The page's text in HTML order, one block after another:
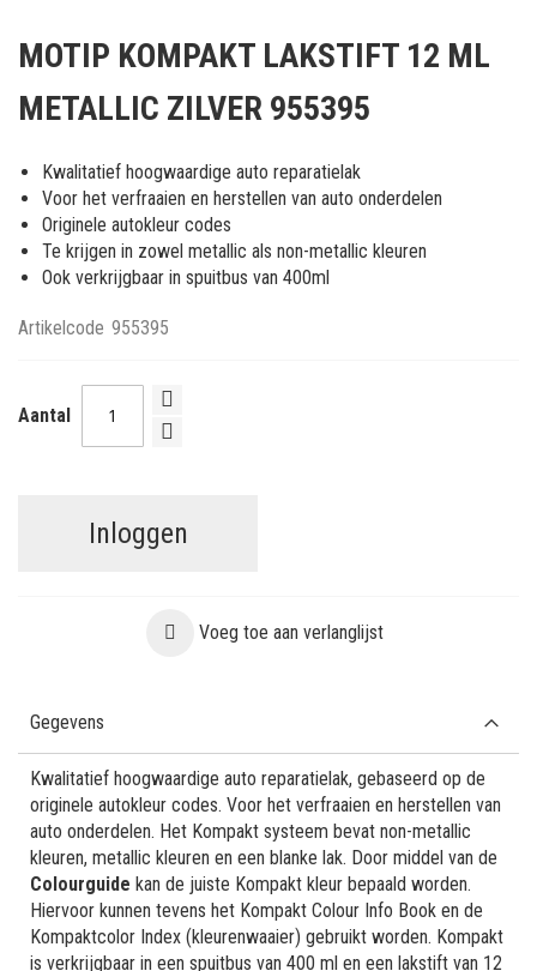
het
van
afbeeldingen-
gallerij
MOTIP KOMPAKT LAKSTIFT 12 ML
METALLIC ZILVER 955395
Kwalitatief hoogwaardige auto reparatielak
Voor het verfraaien en herstellen van auto onderdelen
Originele autokleur codes
Te krijgen in zowel metallic als non-metallic kleuren
Ook verkrijgbaar in spuitbus van 400ml
Artikelcode 955395
Aantal
Inloggen
Voeg toe aan verlanglijst
Gegevens
Kwalitatief hoogwaardige auto reparatielak, gebaseerd op de
originele autokleur codes. Voor het verfraaien en herstellen van
auto onderdelen. Het Kompakt systeem bevat non-metallic
kleuren, metallic kleuren en een blanke lak. Door middel van de
Colourguide kan de juiste Kompakt kleur bepaald worden.
Hiervoor kunnen tevens het Kompakt Colour Info Book en de
Kompaktcolor Index (kleurenwaaier) gebruikt worden. Kompakt
is verkrijgbaar in een spuitbus van 400 ml en een lakstift van 12